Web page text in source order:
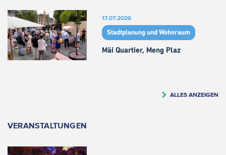
17.07.2026
Stadtplanung und Wohnraum
Mäi Quartier, Meng Plaz
ALLES ANZEIGEN
VERANSTALTUNGEN